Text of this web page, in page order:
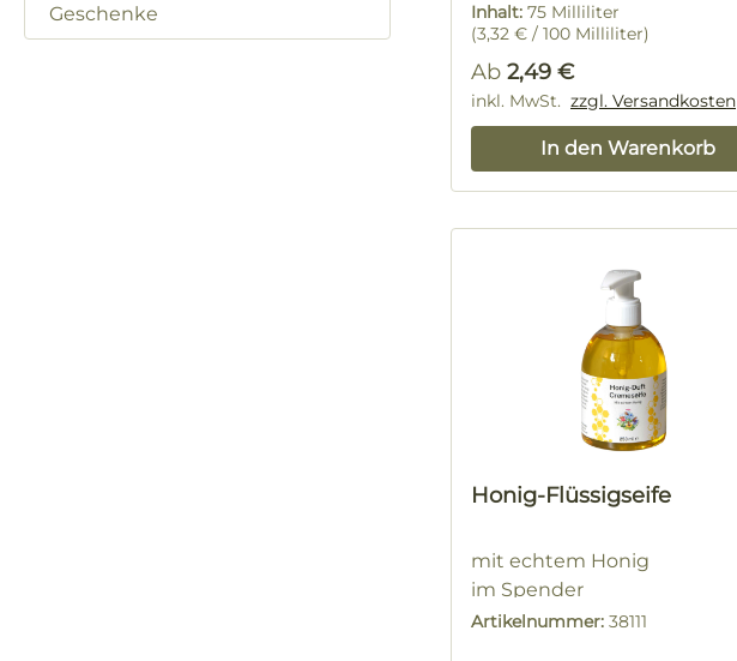
Geschenke Inhalt: 75 Milliliter
(3,32 € / 100 Milliliter)
Regulärer Preis:
Ab 2,49 €
inkl. MwSt. zzgl. Versandkosten
In den Warenkorb
Honig-Flüssigseife
mit echtem Honig
im Spender
250ml
Artikelnummer: 38111